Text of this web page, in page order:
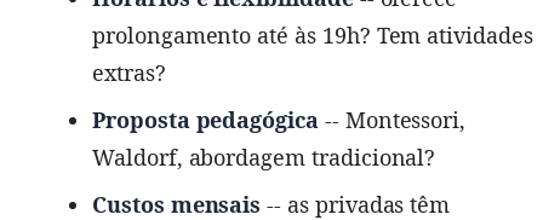
prolongamento até às 19h? Tem atividades
extras?
Proposta pedagógica-- Montessori,
Waldorf, abordagem tradicional?
Custos mensais -- as privadas têm